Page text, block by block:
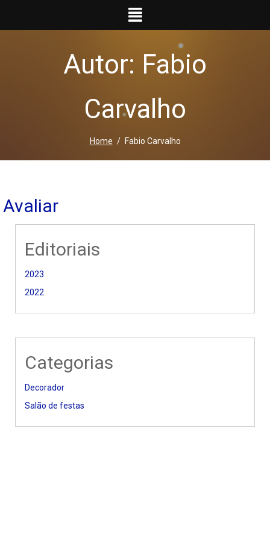
Autor: Fabio
Carvalho
Home Fabio Carvalho
Avaliar
Editoriais
2023
2022
Categorias
Decorador
Salão de festas